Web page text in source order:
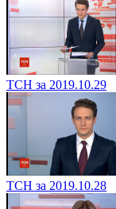
ТСН за 2019.10.29
ТСН за 2019.10.28